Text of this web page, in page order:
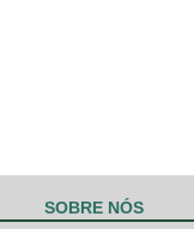
SOBRE NÓS